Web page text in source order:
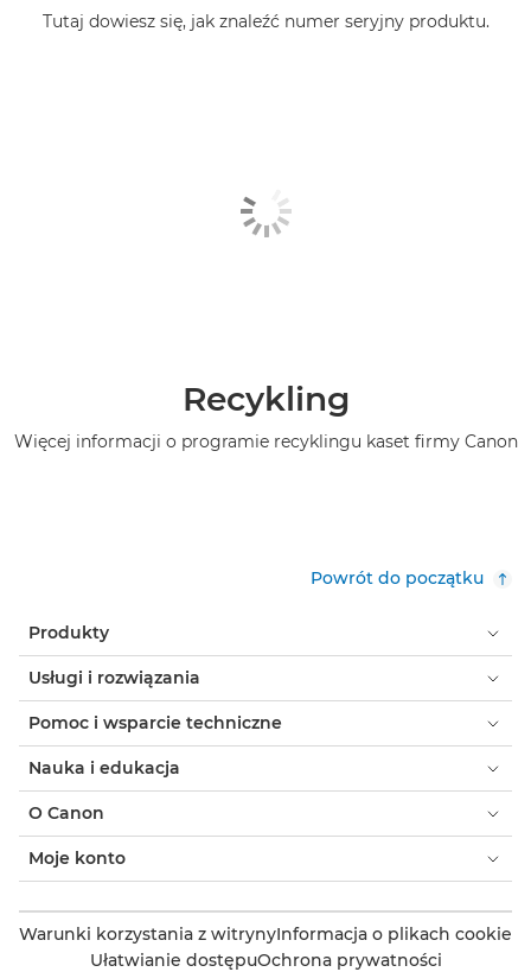
Tutaj dowiesz się, jak znaleźć numer seryjny produktu.
Recykling
Więcej informacji o programie recyklingu kaset firmy Canon
Powrót do początku
Produkty
Usługi i rozwiązania
Pomoc i wsparcie techniczne
Nauka i edukacja
O Canon
Moje konto
Warunki korzystania z witrynyInformacja o plikach cookie
Ułatwianie dostępuOchrona prywatności